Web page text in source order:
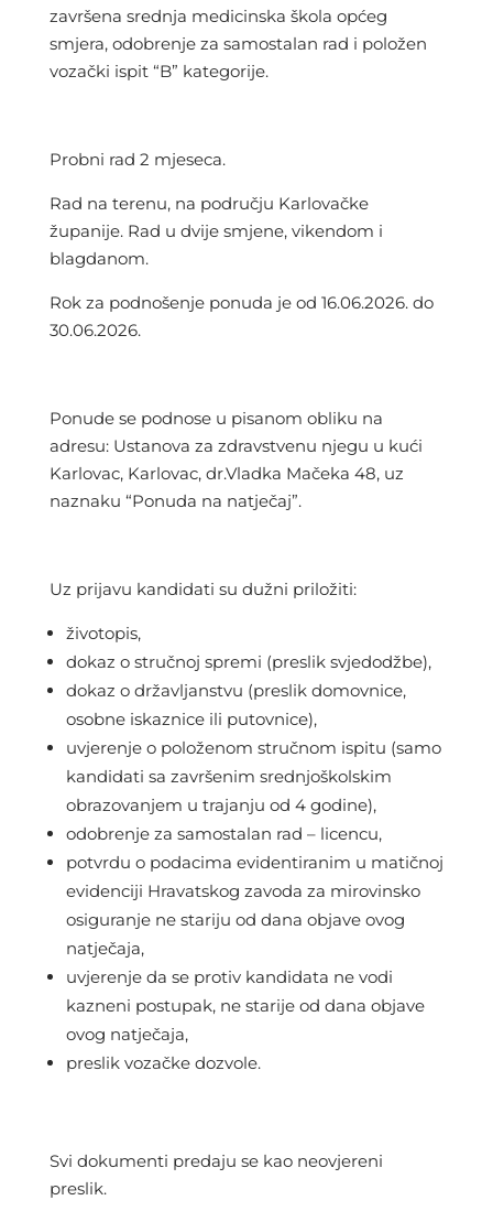
završena srednja medicinska škola općeg
smjera, odobrenje za samostalan rad i položen
vozački ispit “B” kategorije.
Probni rad 2 mjeseca.
Rad na terenu, na području Karlovačke
županije. Rad u dvije smjene, vikendom i
blagdanom.
Rok za podnošenje ponuda je od 16.06.2026. do
30.06.2026.
Ponude se podnose u pisanom obliku na
adresu: Ustanova za zdravstvenu njegu u kući
Karlovac, Karlovac, dr.Vladka Mačeka 48, uz
naznaku “Ponuda na natječaj”.
Uz prijavu kandidati su dužni priložiti:
životopis,
dokaz o stručnoj spremi (preslik svjedodžbe),
dokaz o državljanstvu (preslik domovnice,
osobne iskaznice ili putovnice),
uvjerenje o položenom stručnom ispitu (samo
kandidati sa završenim srednjoškolskim
obrazovanjem u trajanju od 4 godine),
odobrenje za samostalan rad – licencu,
potvrdu o podacima evidentiranim u matičnoj
evidenciji Hravatskog zavoda za mirovinsko
osiguranje ne stariju od dana objave ovog
natječaja,
uvjerenje da se protiv kandidata ne vodi
kazneni postupak, ne starije od dana objave
ovog natječaja,
preslik vozačke dozvole.
Svi dokumenti predaju se kao neovjereni
preslik.